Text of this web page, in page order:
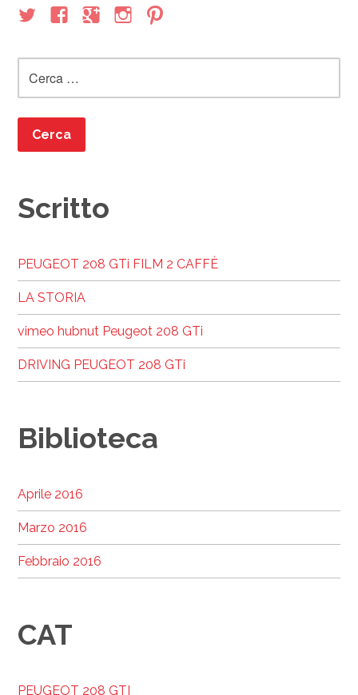
per:
Scritto
PEUGEOT 208 GTi FILM 2 CAFFÈ
LA STORIA
vimeo hubnut Peugeot 208 GTi
DRIVING PEUGEOT 208 GTi
Biblioteca
Aprile 2016
Marzo 2016
Febbraio 2016
CAT
PEUGEOT 208 GTI